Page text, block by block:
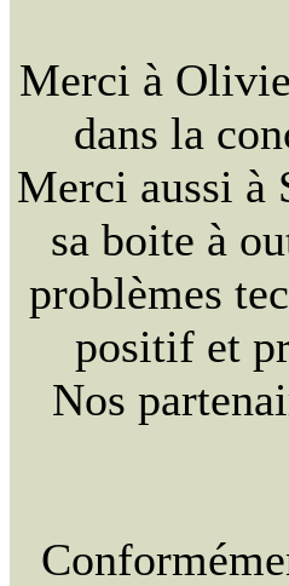
Merci à
dans la
Merci aussi à
sa boite à
problèmes
positif et
Nos